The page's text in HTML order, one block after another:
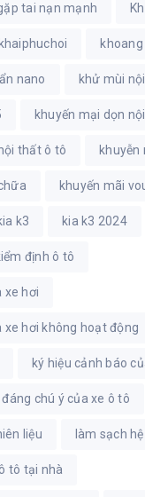
tai nạn mạnh
khaiphuchoi
nano khử mùi
khuyến mại dọn
thất ô tô khuyễn
khuyến mãi
k3 kia k3 2024
định ô tô
xe hơi
xe hơi không hoạt động
ký hiệu cảnh báo
chú ý của xe ô tô
liệu làm sạch
tô tại nhà